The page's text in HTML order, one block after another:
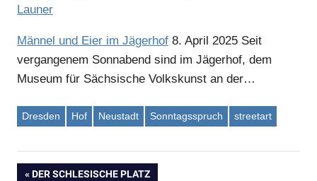
Männel und Eier im Jägerhof 8. April 2025 Seit
vergangenem Sonnabend sind im Jägerhof, dem
Museum für Sächsische Volkskunst an der…
Dresden Hof Neustadt Sonntagsspruch streetart
VORHERIGER
DER SCHLESISCHE PLATZ